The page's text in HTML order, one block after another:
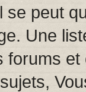
peut
Une
forums